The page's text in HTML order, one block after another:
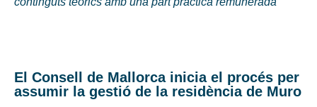
El Consell de Mallorca inicia el procés per
assumir la gestió de la residència de Muro